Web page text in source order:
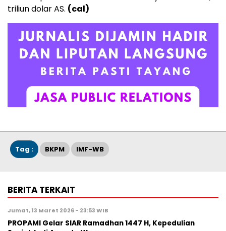
triliun dolar AS. (cal)
Tag : BKPM IMF-WB
BERITA TERKAIT
Jumat, 13 Maret 2026 - 23:53 WIB
PROPAMI Gelar SIAR Ramadhan 1447 H, Kepedulian